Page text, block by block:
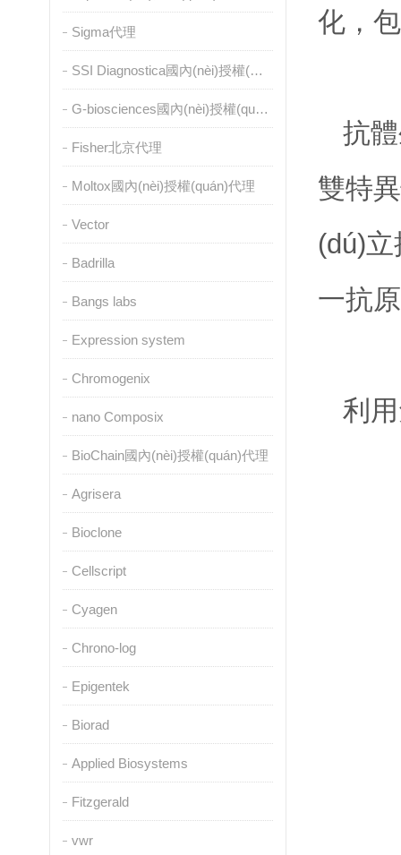
Sigma代理
SSI Diagnostica國內(nèi)授權(quán)代理
G-biosciences國內(nèi)授權(quán)代理
Fisher北京代理
Moltox國內(nèi)授權(quán)代理
Vector
Badrilla
Bangs labs
Expression system
Chromogenix
nano Composix
BioChain國內(nèi)授權(quán)代理
Agrisera
Bioclone
Cellscript
Cyagen
Chrono-log
Epigentek
Biorad
Applied Biosystems
Fitzgerald
vwr
化，
抗
雙特
(dú)立
一抗
利